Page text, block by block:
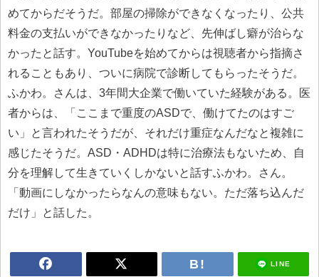
めてからだそうだ。部屋の掃除ができなくなったり、公共
料金の支払いができなかったりなど、先伸ばし癖が治らな
かったと話す。YouTubeを始めてからは視聴者から指摘さ
れることもあり、ついに病院で診断してもらったそうだ。
ふかわ。さんは、3年間大企業で働いていた経験がある。医
者からは、「ここまで重度のASDで、働けてたのはすご
い」と言われたそうだが、それだけ重症なんだなと複雑に
感じたそうだ。ASD・ADHDは特に治療法もないため、自
分を理解して生きていくしかないと話すふかわ。さん。
「動画にしなかったらなんの意味もない。ただ落ち込んだ
だけ」と話した。
LINE